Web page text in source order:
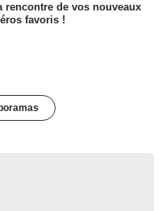
rencontre de vos nouveaux
favoris !